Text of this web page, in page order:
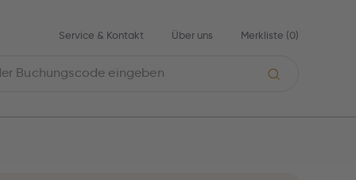
Service & Kontakt Über uns Merkliste (0)